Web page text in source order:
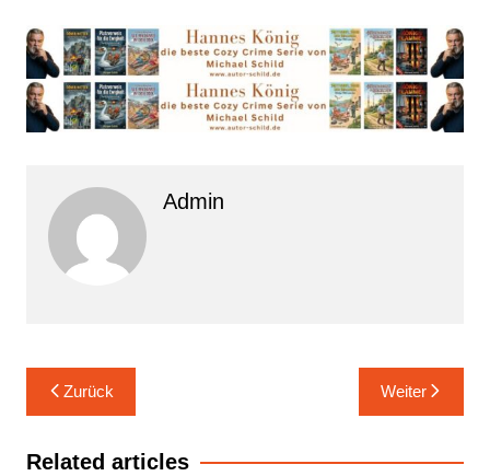
Admin
Beitrags-
Navigation
Zurück Weiter
Related articles